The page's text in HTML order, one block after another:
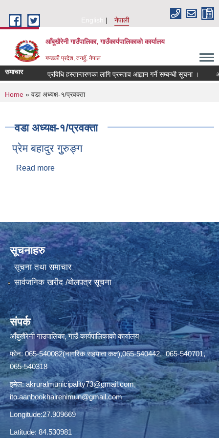
English
नेपाली
आँबूखैरेनी गाउँपालिका, गाउँकार्यपालिकाकाे कार्यालय
गण्डकी प्रदेश, तनहुँ, नेपाल
समाचार प्रविधि हस्तान्तरणका लागि प्रस्ताव आह्वान गर्ने सम्बन्धी सूचना ।
You are here
Home » वडा अध्यक्ष-१/प्रवक्ता
वडा अध्यक्ष-१/प्रवक्ता
प्रेम बहादुर गुुरुङ्ग
Read more
सूचनाहरु
सूचना तथा समाचार
सार्वजनिक खरीद /बोलपत्र सूचना
संपर्क
आँबुखैरेनी गाउपालिका, गाउँ कार्यपालिकाको कार्यालय
फोन: 065-540082(नागरिक सहयाता कक्ष),065-540442, 065-540701,
065-540318
इमेल:akruralmunicipality73@gmail.com,
ito.aanbookhairenimun@gmail.com
Longitude:27.909669
Latitude: 84.530981